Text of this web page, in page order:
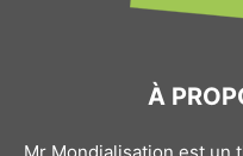
À
Mr Mondialisation est un